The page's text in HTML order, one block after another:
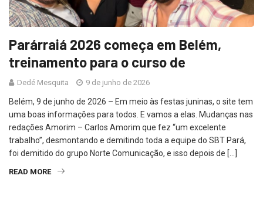
Parárraiá 2026 começa em Belém,
treinamento para o curso de
Dedé Mesquita 9 de junho de 2026
Belém, 9 de junho de 2026 – Em meio às festas juninas, o site tem
uma boas informações para todos. E vamos a elas. Mudanças nas
redações Amorim – Carlos Amorim que fez “um excelente
trabalho”, desmontando e demitindo toda a equipe do SBT Pará,
foi demitido do grupo Norte Comunicação, e isso depois de […]
READ MORE